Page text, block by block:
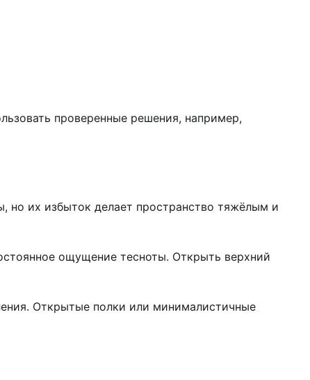
проверенные решения, например,
но их избыток делает пространство тяжёлым и
ощущение тесноты. Открыть верхний
Открытые полки или минималистичные